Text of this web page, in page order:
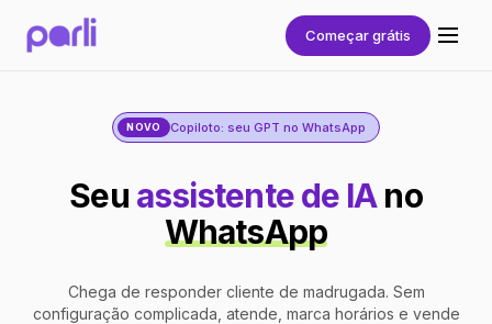
Começar grátis
NOVO Copiloto: seu GPT no WhatsApp
Seu assistente de IAno
WhatsApp
Chega de responder cliente de madrugada. Sem
configuração complicada, atende, marca horários e vende